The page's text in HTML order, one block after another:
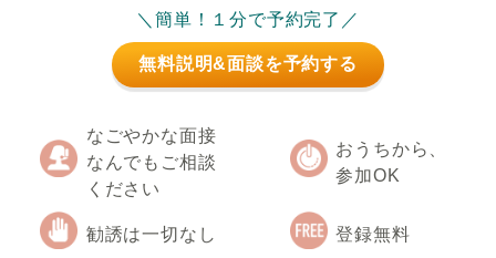
＼簡単！１分で予約完了／
無料説明&面談を予約する
なごやかな面接
なんでもご相談
ください
おうちから、
参加OK
勧誘は一切なし 登録無料